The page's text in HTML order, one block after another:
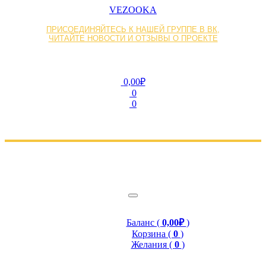
VEZOOKA
ПРИСОЕДИНЯЙТЕСЬ К НАШЕЙ ГРУППЕ В ВК,
ЧИТАЙТЕ НОВОСТИ И ОТЗЫВЫ О ПРОЕКТЕ
0,00₽
0
0
Баланс ( 0,00₽)
Корзина ( 0 )
Желания ( 0 )